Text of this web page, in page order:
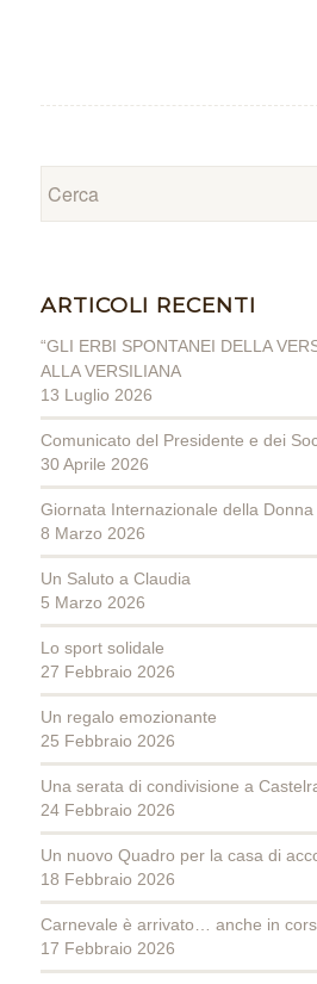
ARTICOLI RECENTI
“GLI ERBI SPONTANEI DELLA
ALLA VERSILIANA
13 Luglio 2026
Comunicato del Presidente e dei
30 Aprile 2026
Giornata Internazionale della Donna
8 Marzo 2026
Un Saluto a Claudia
5 Marzo 2026
Lo sport solidale
27 Febbraio 2026
Un regalo emozionante
25 Febbraio 2026
Una serata di condivisione a
24 Febbraio 2026
Un nuovo Quadro per la casa di
18 Febbraio 2026
Carnevale è arrivato… anche in
17 Febbraio 2026